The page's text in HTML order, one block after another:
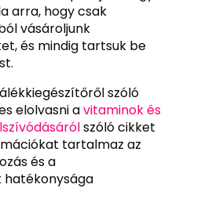
arra, hogy csak
vásároljunk
és mindig tartsuk be
szóló
elolvasni avitaminok és
szóló cikket
tartalmaz az
és a